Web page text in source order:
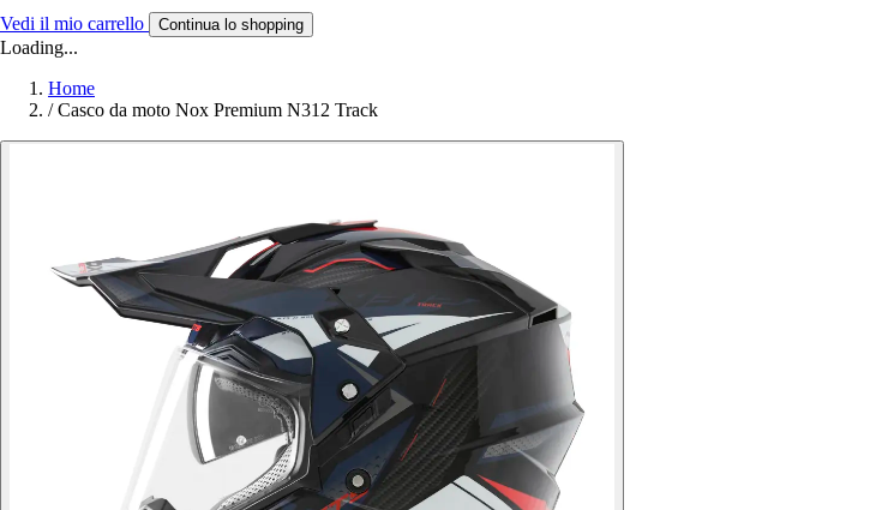
Vedi il mio carrello Continua lo shopping
Loading...
Home
/ Casco da moto Nox Premium N312 Track